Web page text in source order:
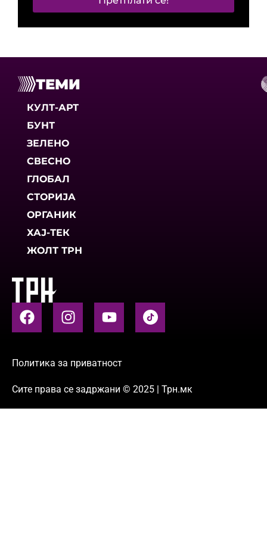
ТЕМИ
КУЛТ-АРТ
БУНТ
ЗЕЛЕНО
СВЕСНО
ГЛОБАЛ
СТОРИЈА
ОРГАНИК
ХАЈ-ТЕК
ЖОЛТ ТРН
Политика за приватност
Сите права се задржани © 2025 | Трн.мк